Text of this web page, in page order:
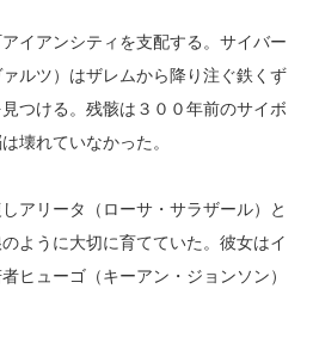
イアンシティを支配する。サイバー
ルツ）はザレムから降り注ぐ鉄くず
つける。残骸は３００年前のサイボ
壊れていなかった。
アリータ（ローサ・サラザール）と
ように大切に育てていた。彼女はイ
ヒューゴ（キーアン・ジョンソン）